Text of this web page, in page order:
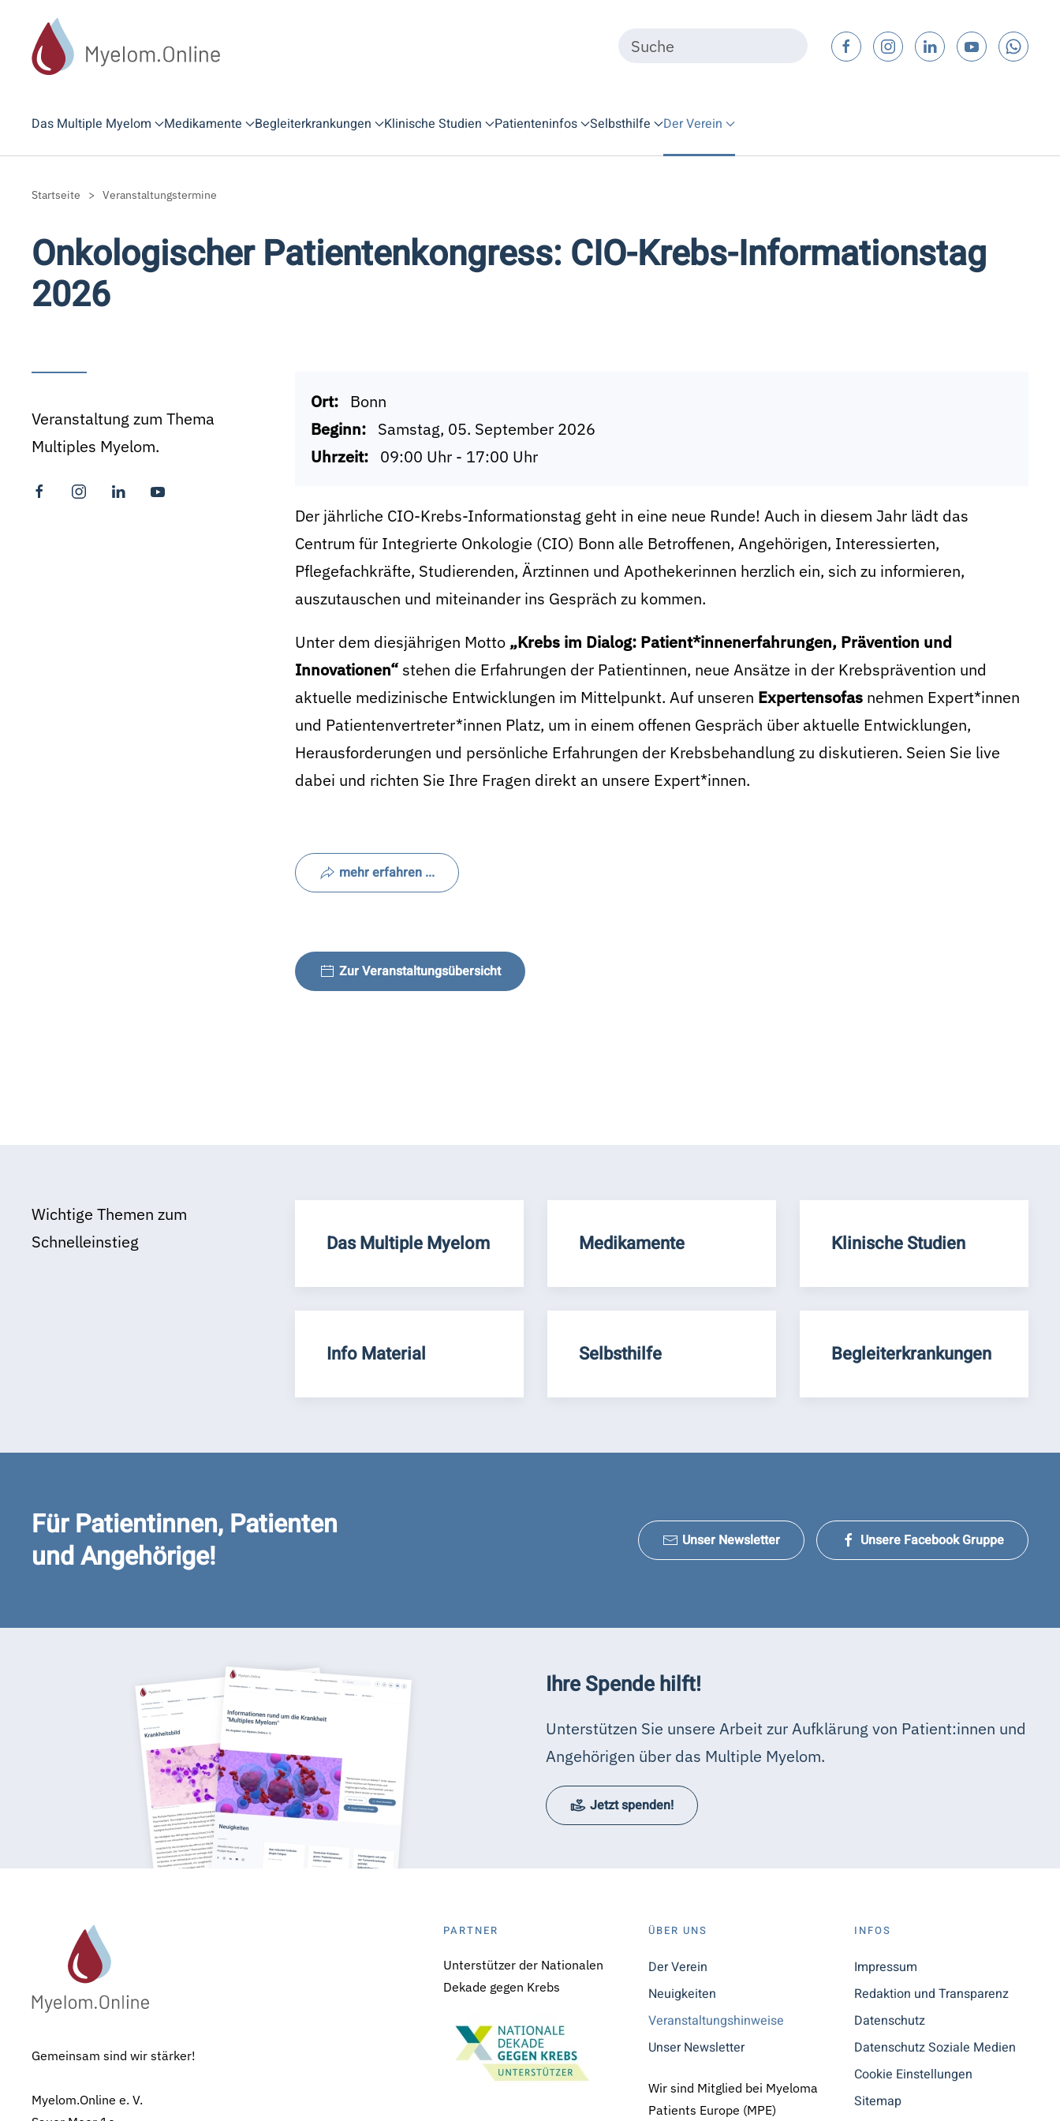
Zum Hauptinhalt springen
Das Multiple Myelom Medikamente Begleiterkrankungen Klinische Studien Patienteninfos Selbsthilfe Der Verein
Startseite Veranstaltungstermine
Onkologischer Patientenkongress: CIO-Krebs-Informationstag
2026
Veranstaltung zum Thema
Multiples Myelom.
Ort:
Bonn
Beginn:
Samstag, 05. September 2026
Uhrzeit:
09:00 Uhr - 17:00 Uhr
Der jährliche CIO-Krebs-Informationstag geht in eine neue Runde! Auch in diesem Jahr lädt das
Centrum für Integrierte Onkologie (CIO) Bonn alle Betroffenen, Angehörigen, Interessierten,
Pflegefachkräfte, Studierenden, Ärztinnen und Apothekerinnen herzlich ein, sich zu informieren,
auszutauschen und miteinander ins Gespräch zu kommen.
Unter dem diesjährigen Motto„Krebs im Dialog: Patient*innenerfahrungen, Prävention und
Innovationen“stehen die Erfahrungen der Patientinnen, neue Ansätze in der Krebsprävention und
aktuelle medizinische Entwicklungen im Mittelpunkt. Auf unseren Expertensofas nehmen Expert*innen
und Patientenvertreter*innen Platz, um in einem offenen Gespräch über aktuelle Entwicklungen,
Herausforderungen und persönliche Erfahrungen der Krebsbehandlung zu diskutieren. Seien Sie live
dabei und richten Sie Ihre Fragen direkt an unsere Expert*innen.
mehr erfahren ...
Zur Veranstaltungsübersicht
Wichtige Themen zum
Schnelleinstieg
Das Multiple Myelom Medikamente Klinische Studien
Info Material Selbsthilfe Begleiterkrankungen
Für Patientinnen, Patienten
und Angehörige!
Unser Newsletter Unsere Facebook Gruppe
Ihre Spende hilft!
Unterstützen Sie unsere Arbeit zur Aufklärung von Patient:innen und
Angehörigen über das Multiple Myelom.
Jetzt spenden!
Gemeinsam sind wir stärker!
Myelom.Online e. V.
PARTNER
Unterstützer der Nationalen
Dekade gegen Krebs
ÜBER UNS
Der Verein
Neuigkeiten
Veranstaltungshinweise
Unser Newsletter
Wir sind Mitglied bei Myeloma
Patients Europe (MPE)
INFOS
Impressum
Redaktion und Transparenz
Datenschutz
Datenschutz Soziale Medien
Cookie Einstellungen
Sitemap